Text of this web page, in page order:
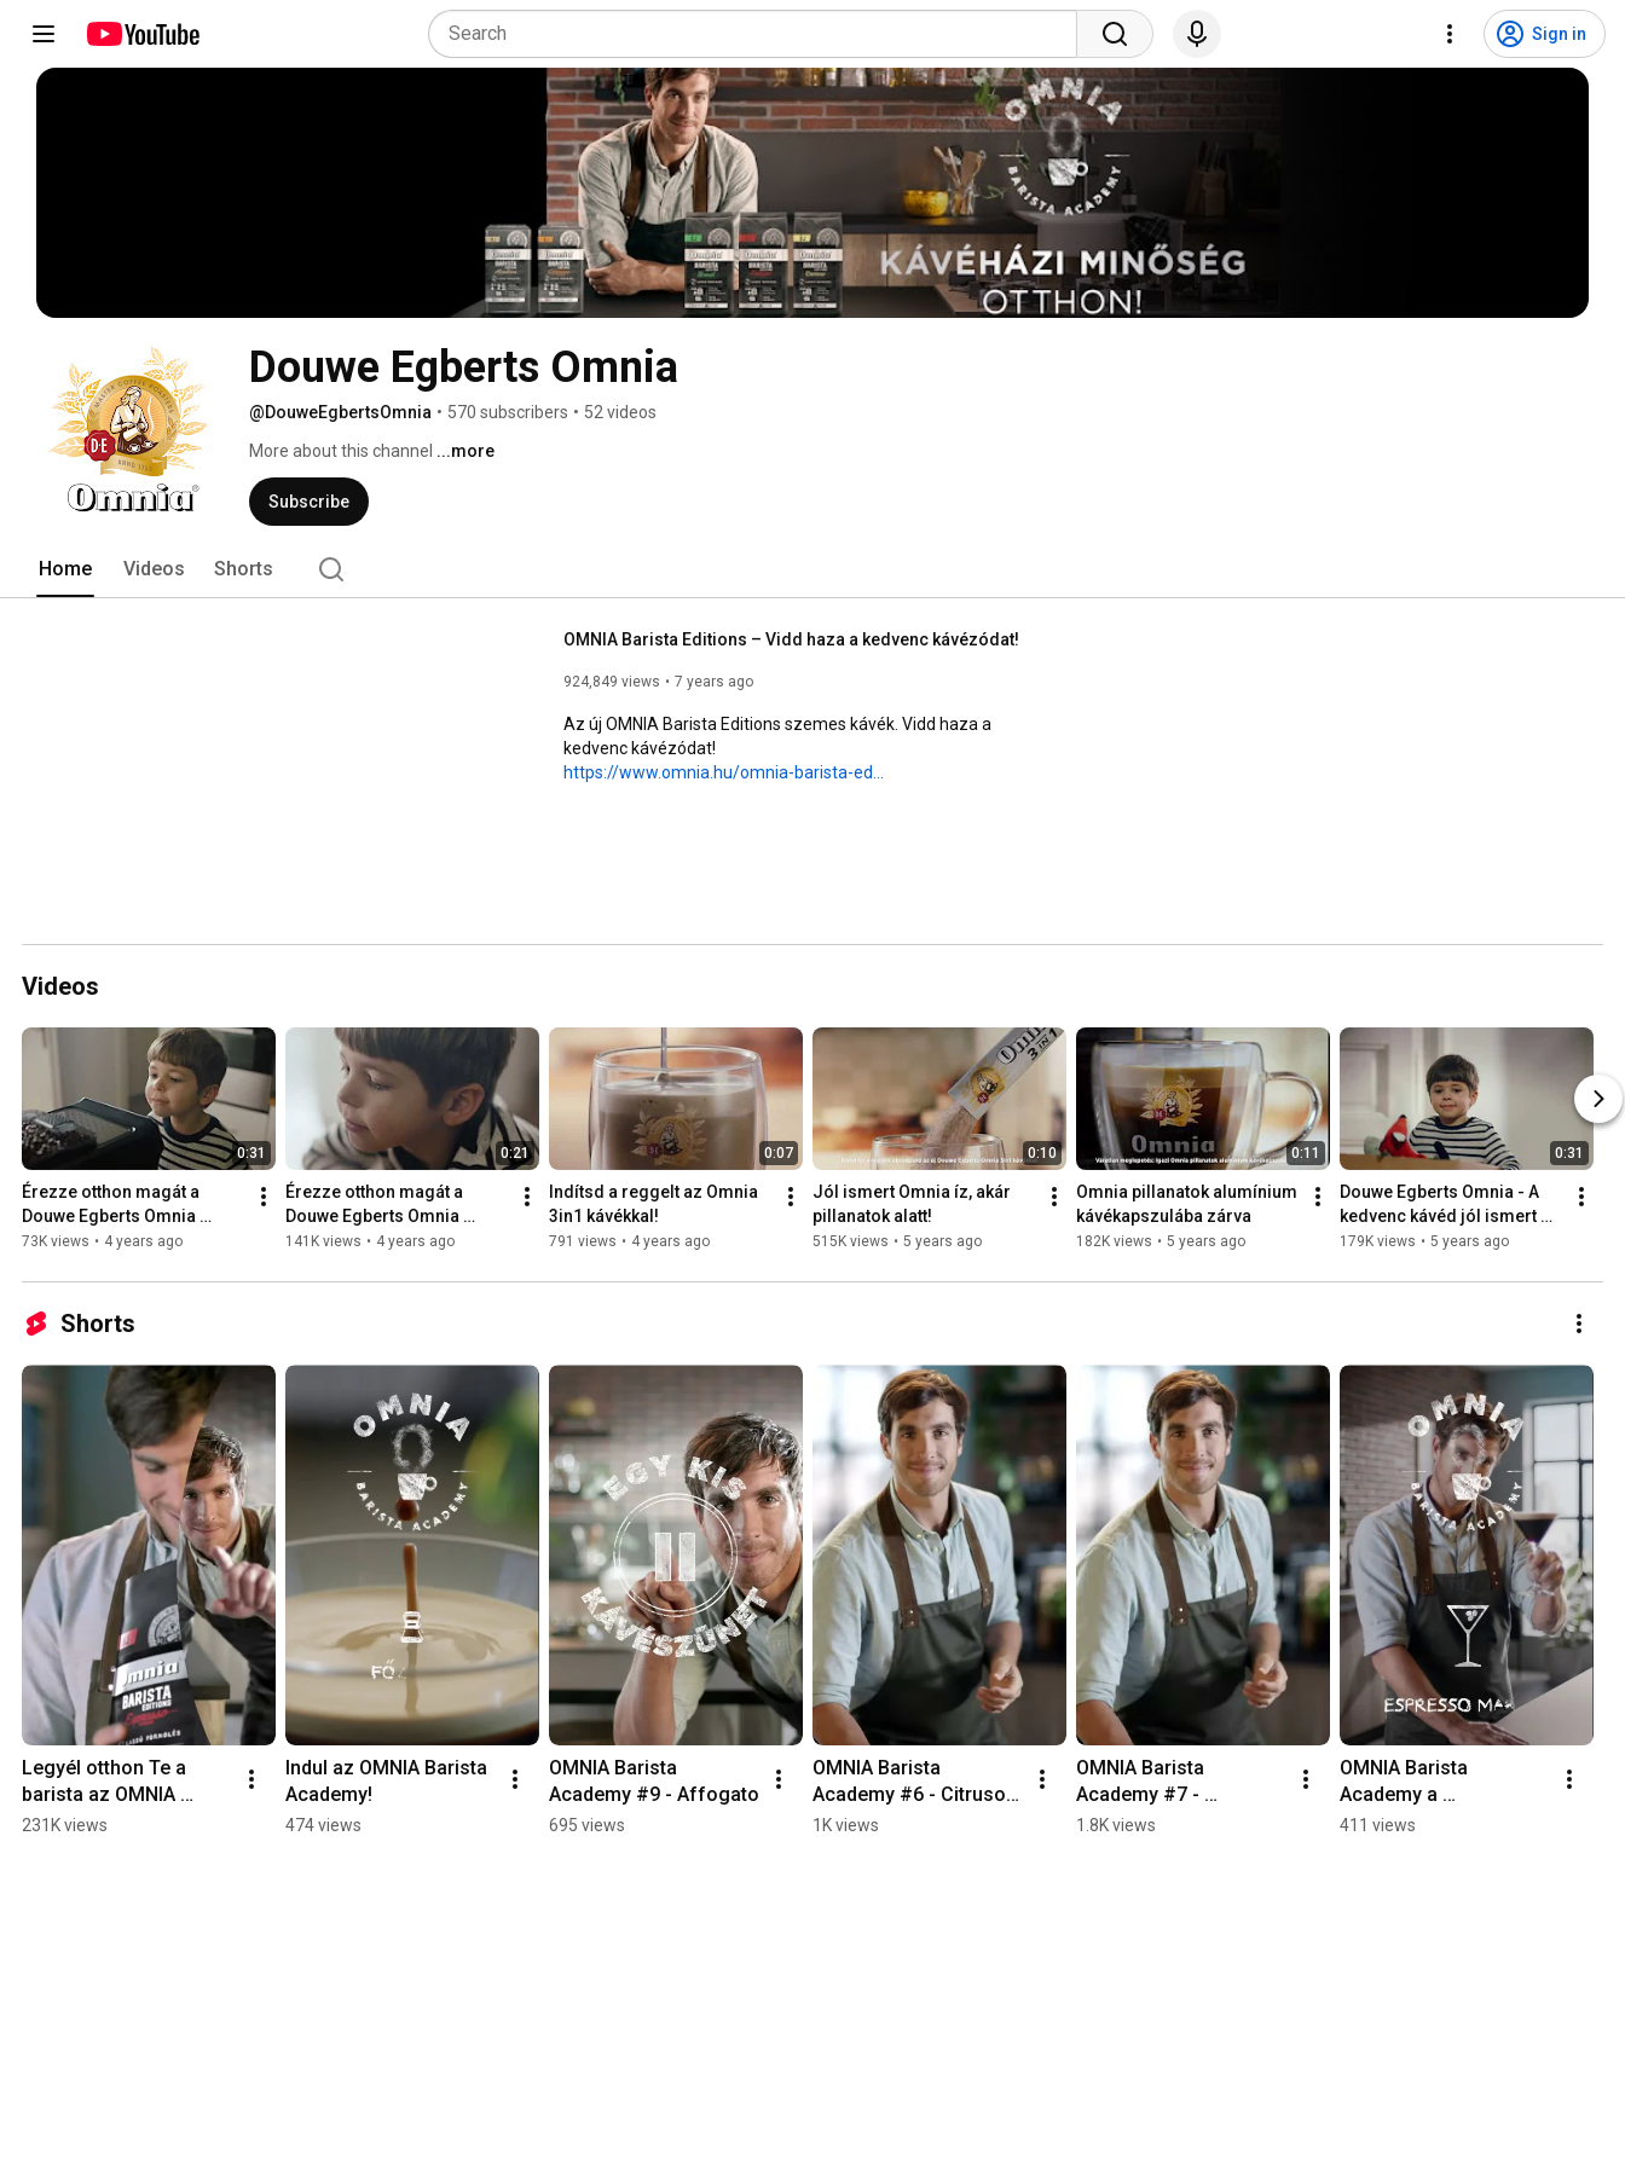
Sign in
Douwe Egberts Omnia
@DouweEgbertsOmnia • 570 subscribers • 52 videos
More about this channel ...more
Subscribe
Home Videos Shorts
OMNIA Barista Editions – Vidd haza a kedvenc kávézódat!
924,849 views 7 years ago
Az új OMNIA Barista Editions szemes kávék. Vidd haza a
https://www.omnia.hu/omnia-barista-ed...
Videos
0:31
Érezze otthon magát a
Douwe Egberts Omnia
szemes kávéival!
73K views • 4 years ago
0:21
Érezze otthon magát a
Douwe Egberts Omnia
szemes kávéival!
141K views • 4 years ago
0:07
Indítsd a reggelt az Omnia
3in1 kávékkal!
791 views • 4 years ago
0:10
Jól ismert Omnia íz, akár
pillanatok alatt!
515K views • 5 years ago
0:11
Omnia pillanatok alumínium
kávékapszulába zárva
182K views • 5 years ago
0:31
Douwe Egberts Omnia - A
kedvenc kávéd jól ismert
illata
179K views • 5 years ago
Shorts
Legyél otthon Te a
barista az OMNIA
Barista Academy-vel!
231K views
Indul az OMNIA Barista
Academy!
474 views
OMNIA Barista
Academy #9 - Affogato
695 views
OMNIA Barista
Academy #6 - Citrusos
jegeskávé
1K views
OMNIA Barista
Academy #7 -
Espresso Tonic
1.8K views
OMNIA Barista
Academy a
kávérajongóknak
411 views